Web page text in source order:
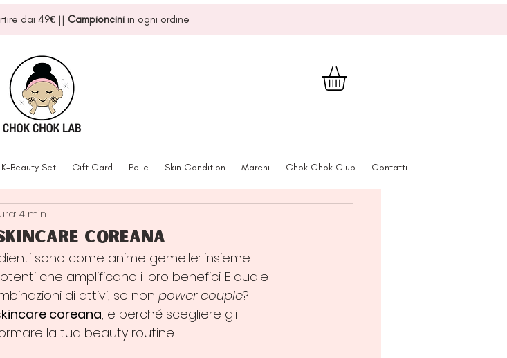
dai 49€ || Campioncini in ogni ordine
K-Beauty Set Gift Card Pelle Skin Condition Marchi Chok Chok Club Contatti
coreana
4 min
sono come anime gemelle: insieme
che amplificano i loro benefici. E quale
di attivi, se non power couple?
coreana, e perché scegliere gli
la tua beauty routine.